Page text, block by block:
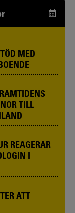
MED
TILL
REAGERAR
I
ATT